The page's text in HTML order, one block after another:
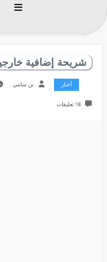
شريحة إضافية
أخبار بن سامي
18 تعليقات